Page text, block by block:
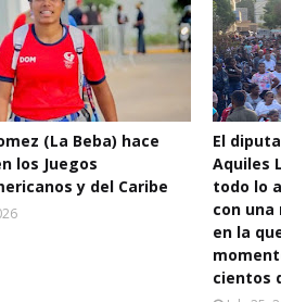
(La Beba) hace
los Juegos
y del Caribe
El
Aquiles
todo lo
con
en la
cientos